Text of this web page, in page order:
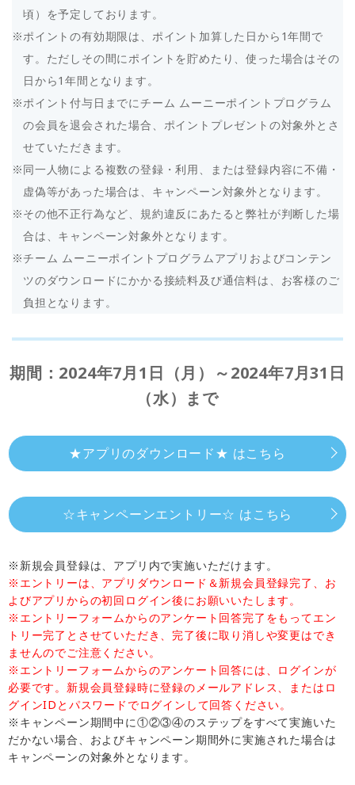
頃）を予定しております。
ポイントの有効期限は、ポイント加算した日から1年間で
す。ただしその間にポイントを貯めたり、使った場合はその
日から1年間となります。
ポイント付与日までにチーム ムーニーポイントプログラム
の会員を退会された場合、ポイントプレゼントの対象外とさ
せていただきます。
同一人物による複数の登録・利用、または登録内容に不備・
虚偽等があった場合は、キャンペーン対象外となります。
その他不正行為など、規約違反にあたると弊社が判断した場
合は、キャンペーン対象外となります。
チーム ムーニーポイントプログラムアプリおよびコンテン
ツのダウンロードにかかる接続料及び通信料は、お客様のご
負担となります。
期間：2024年7月1日（月）～2024年7月31日
（水）まで
★アプリのダウンロード★ はこちら
☆キャンペーンエントリー☆ はこちら
※新規会員登録は、アプリ内で実施いただけます。
※エントリーは、アプリダウンロード＆新規会員登録完了、お
よびアプリからの初回ログイン後にお願いいたします。
※エントリーフォームからのアンケート回答完了をもってエン
トリー完了とさせていただき、完了後に取り消しや変更はでき
ませんのでご注意ください。
※エントリーフォームからのアンケート回答には、ログインが
必要です。新規会員登録時に登録のメールアドレス、またはロ
グインIDとパスワードでログインして回答ください。
※キャンペーン期間中に①②③④のステップをすべて実施いた
だかない場合、およびキャンペーン期間外に実施された場合は
キャンペーンの対象外となります。